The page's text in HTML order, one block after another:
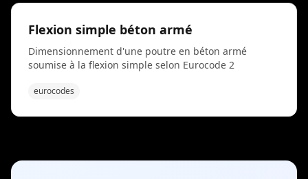
pour le pré-dimensionnement de planchers, poutres
industriels neufs ou rénovés.
Flexion simple béton armé
Dimensionnement d'une poutre en béton armé
soumise à la flexion simple selon Eurocode 2
eurocodes